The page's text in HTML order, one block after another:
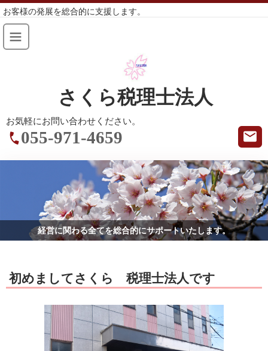
お客様の発展を総合的に支援します。
さくら税理士法人
お気軽にお問い合わせください。
055-971-4659
経営に関わる全てを総合的にサポートいたします。
初めましてさくら 税理士法人です